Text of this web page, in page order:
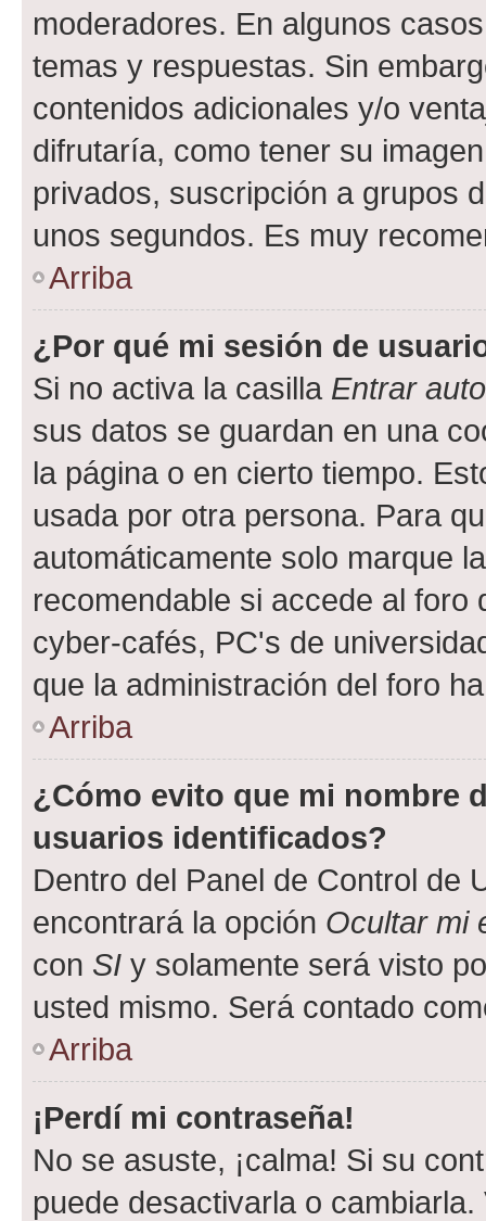
moderadores. En algunos
temas y respuestas. Sin
contenidos adicionales y/o
difrutaría, como tener su
privados, suscripción a grupos
unos segundos. Es muy
Arriba
¿Por qué mi sesión de
Si no activa la casilla Entrar
sus datos se guardan en una
la página o en cierto tiempo.
usada por otra persona. Para
automáticamente solo marque
recomendable si accede al foro
cyber-cafés, PC's de
que la administración del foro
Arriba
¿Cómo evito que mi nombre
usuarios identificados?
Dentro del Panel de Control de
encontrará la opción Ocultar mi
con SI y solamente será visto
usted mismo. Será contado
Arriba
¡Perdí mi contraseña!
No se asuste, ¡calma! Si su
puede desactivarla o